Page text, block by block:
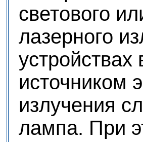
светового
лазерного
устройствах
источником
излучения
лампа. При